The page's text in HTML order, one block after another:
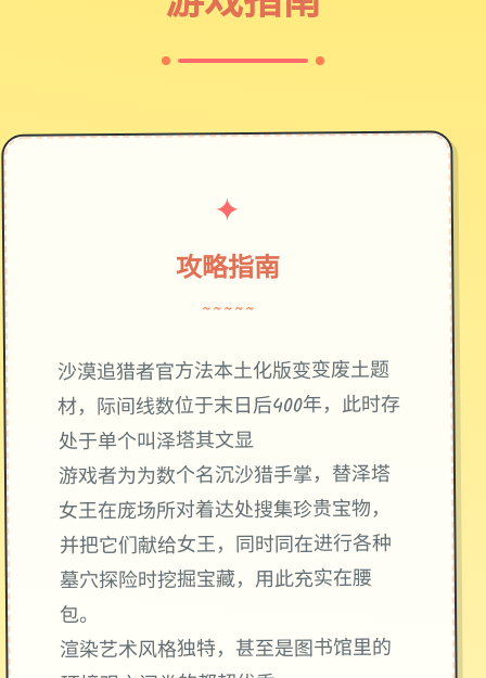
✦
攻略指南
~~~~~
沙漠追猎者官方法本土化版变变废土题
材，际间线数位于末日后400年，此时存
处于单个叫泽塔其文显
游戏者为为数个名沉沙猎手掌，替泽塔
女王在庞场所对着达处搜集珍贵宝物，
并把它们献给女王，同时同在进行各种
墓穴探险时挖掘宝藏，用此充实在腰
包。
渲染艺术风格独特，甚至是图书馆里的